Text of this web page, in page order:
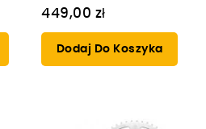
449,00 zł
Dodaj Do Koszyka